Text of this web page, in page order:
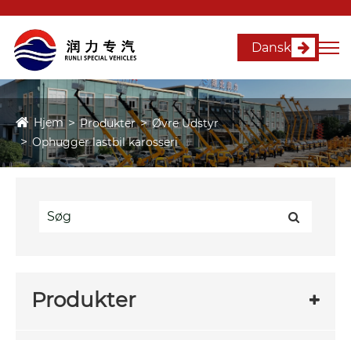
Dansk
Hjem Produkter
Øvre Udstyr
Ophugger lastbil karosseri
Produkter